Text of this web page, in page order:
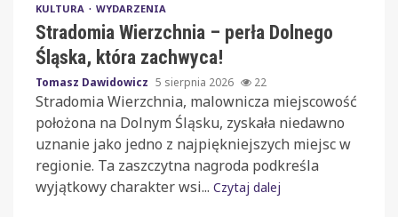
KULTURA WYDARZENIA
Stradomia Wierzchnia – perła Dolnego
Śląska, która zachwyca!
Tomasz Dawidowicz 5 sierpnia 2026 22
Stradomia Wierzchnia, malownicza miejscowość
położona na Dolnym Śląsku, zyskała niedawno
uznanie jako jedno z najpiękniejszych miejsc w
regionie. Ta zaszczytna nagroda podkreśla
wyjątkowy charakter wsi... Czytaj dalej